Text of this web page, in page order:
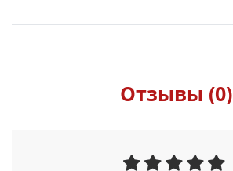
Отзывы (0)